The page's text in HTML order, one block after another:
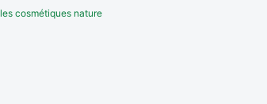
cosmétiques nature